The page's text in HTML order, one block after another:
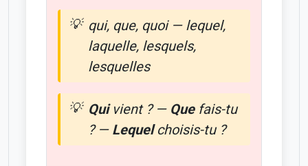
qui, que, quoi — lequel,
laquelle, lesquels,
lesquelles
Quivient ? — Quefais-tu
? — Lequelchoisis-tu ?